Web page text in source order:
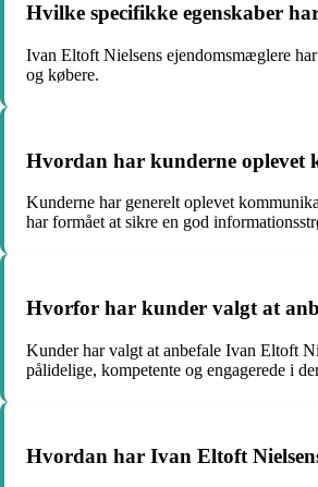
Hvilke specifikke egenskaber
Ivan Eltoft Nielsens ejendomsmæglere
og købere.
Hvordan har kunderne oplevet
Kunderne har generelt oplevet
har formået at sikre en god
Hvorfor har kunder valgt at
Kunder har valgt at anbefale Ivan Eltoft
pålidelige, kompetente og engagerede i
Hvordan har Ivan Eltoft